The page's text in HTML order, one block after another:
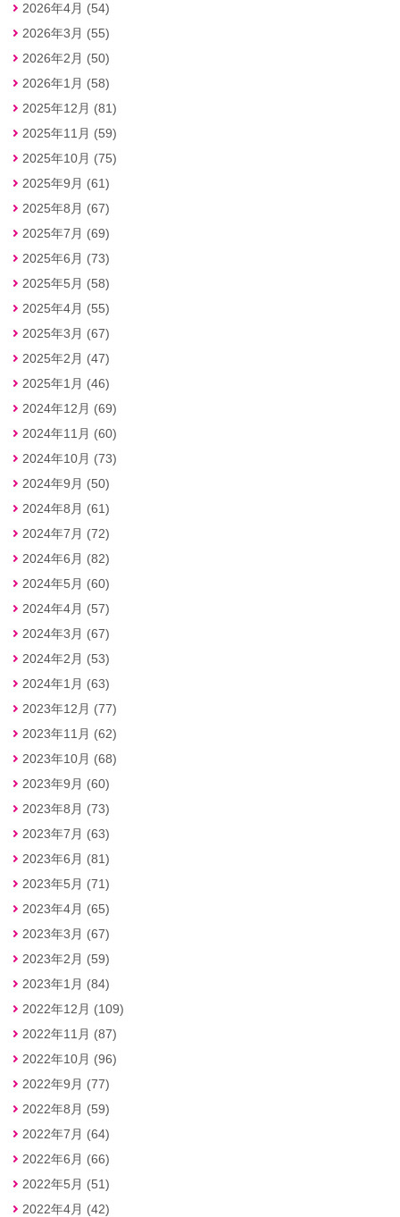
2026年4月 (54)
2026年3月 (55)
2026年2月 (50)
2026年1月 (58)
2025年12月 (81)
2025年11月 (59)
2025年10月 (75)
2025年9月 (61)
2025年8月 (67)
2025年7月 (69)
2025年6月 (73)
2025年5月 (58)
2025年4月 (55)
2025年3月 (67)
2025年2月 (47)
2025年1月 (46)
2024年12月 (69)
2024年11月 (60)
2024年10月 (73)
2024年9月 (50)
2024年8月 (61)
2024年7月 (72)
2024年6月 (82)
2024年5月 (60)
2024年4月 (57)
2024年3月 (67)
2024年2月 (53)
2024年1月 (63)
2023年12月 (77)
2023年11月 (62)
2023年10月 (68)
2023年9月 (60)
2023年8月 (73)
2023年7月 (63)
2023年6月 (81)
2023年5月 (71)
2023年4月 (65)
2023年3月 (67)
2023年2月 (59)
2023年1月 (84)
2022年12月 (109)
2022年11月 (87)
2022年10月 (96)
2022年9月 (77)
2022年8月 (59)
2022年7月 (64)
2022年6月 (66)
2022年5月 (51)
2022年4月 (42)